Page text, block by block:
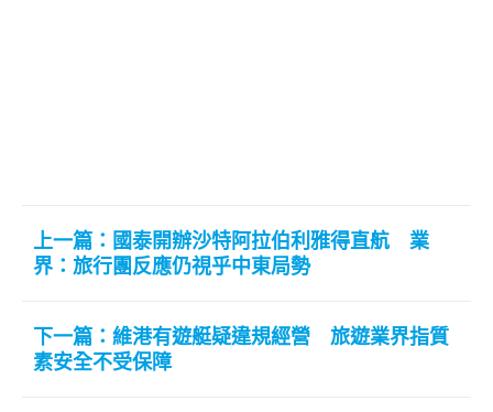
上一篇：國泰開辦沙特阿拉伯利雅得直航 業
界：旅行團反應仍視乎中東局勢
下一篇：維港有遊艇疑違規經營 旅遊業界指質
素安全不受保障